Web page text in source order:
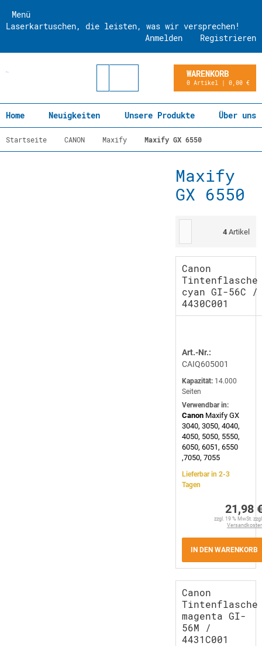
Menü
Laserkartuschen, die leisten, was wir versprechen!
Registrieren
Anmelden
WARENKORB
0 Artikel | 0,00 €
Home Neuigkeiten Unsere Produkte Über uns
Startseite CANON Maxify Maxify GX 6550
Maxify
GX 6550
4 Artikel
Canon
Tintenflasche
cyan GI-56C /
4430C001
Art.-Nr.:
CAIQ605001
Kapazität: 14.000
Seiten
Verwendbar in:
Canon Maxify GX
3040, 3050, 4040,
4050, 5050, 5550,
6050, 6051, 6550
,7050, 7055
Lieferbar in 2-3
Tagen
21,98
zzgl. 19 % MwSt.
IN DEN WARENKORB
Canon
Tintenflasche
magenta GI-
56M /
4431C001